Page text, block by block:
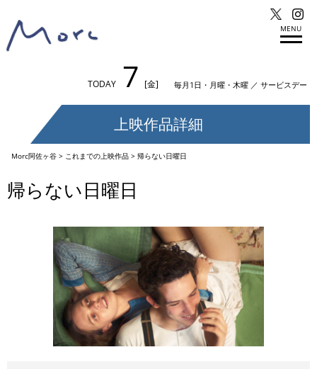
MENU
TODAY 7 [金] 毎月1日・月曜・木曜 ／ サービスデー
上映作品詳細
Morc阿佐ヶ谷> これまでの上映作品> 帰らない日曜日
帰らない日曜日